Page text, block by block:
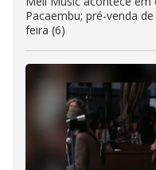
Pacaembu; pré-venda
feira (6)